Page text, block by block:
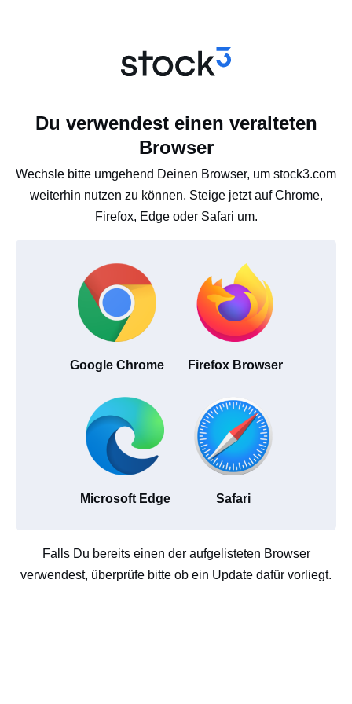
Du verwendest einen veralteten
Browser
Wechsle bitte umgehend Deinen Browser, um stock3.com
weiterhin nutzen zu können. Steige jetzt auf Chrome,
Firefox, Edge oder Safari um.
Google Chrome Firefox Browser
Microsoft Edge Safari
Falls Du bereits einen der aufgelisteten Browser
verwendest, überprüfe bitte ob ein Update dafür vorliegt.